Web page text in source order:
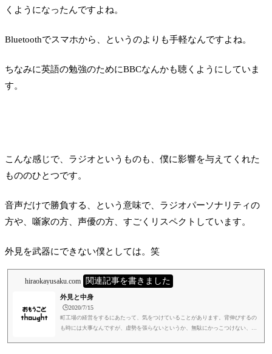
くようになったんですよね。
Bluetoothでスマホから、というのよりも手軽なんですよね。
ちなみに英語の勉強のためにBBCなんかも聴くようにしていま
す。
こんな感じで、ラジオというものも、僕に影響を与えてくれた
もののひとつです。
音声だけで勝負する、という意味で、ラジオパーソナリティの
方や、噺家の方、声優の方、すごくリスペクトしています。
外見を武器にできない僕としては。笑
hiraokayusaku.com 関連記事を書きました
外見と中身
🕒️2020/7/15
町工場の経営をするにあたって、気をつけていることがあります。背伸びするの
も時には大事なんですが、虚勢を張らないというか、無駄にかっこつけない、と